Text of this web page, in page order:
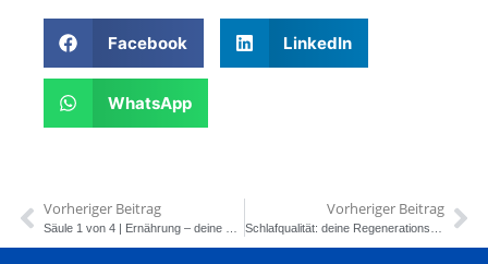
Facebook LinkedIn
WhatsApp
Vorheriger Beitrag Vorheriger Beitrag